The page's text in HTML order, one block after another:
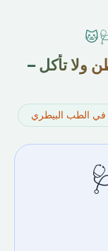
ولا تأكل –
في الطب البيطري